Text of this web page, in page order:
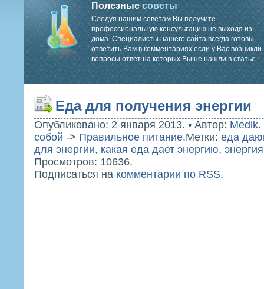
Полезныесоветы
Следуя нашим советам Вы получите
профессиональную консультацию не выходя из
дома. Специалисты нашего сайта всегда готовы
ответить Вам в комментариях если у Вас возникли
вопросы ответ на которых Вы не нашли в статье.
Еда для получения энергии
Опубликовано: 2 января 2013. • Автор: Medik.
собой -> Правильное питание.Метки: еда
для энергии, какая еда дает энергию,
Просмотров: 10636.
Подписаться на комментарии по RSS.